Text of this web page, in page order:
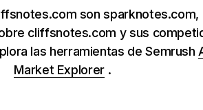
son
cliffsnotes.com y sus
las herramientas de Semrush
Market Explorer.